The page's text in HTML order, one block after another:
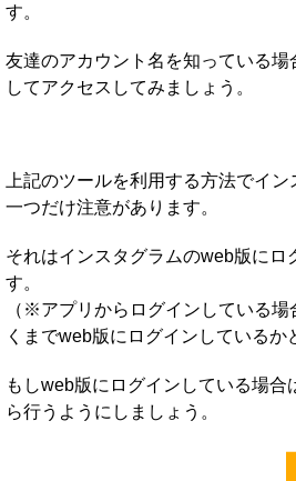
す。
友達のアカウント名を知っている場
してアクセスしてみましょう。
上記のツールを利用する方法でイ
一つだけ注意があります。
それはインスタグラムのweb版にロ
す。
（※アプリからログインしている
くまでweb版にログインしているか
もしweb版にログインしている場合
ら行うようにしましょう。